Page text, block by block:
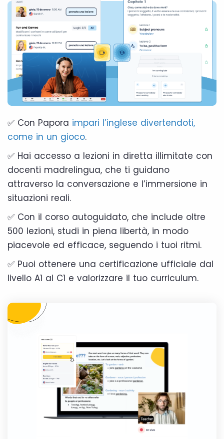
✅ Con Papora impari l’inglese divertendoti,
come in un gioco.
✅ Hai accesso a lezioni in diretta illimitate con
docenti madrelingua, che ti guidano
attraverso la conversazione e l’immersione in
situazioni reali.
✅ Con il corso autoguidato, che include oltre
500 lezioni, studi in piena libertà, in modo
piacevole ed efficace, seguendo i tuoi ritmi.
✅ Puoi ottenere una certificazione ufficiale dal
livello A1 al C1 e valorizzare il tuo curriculum.